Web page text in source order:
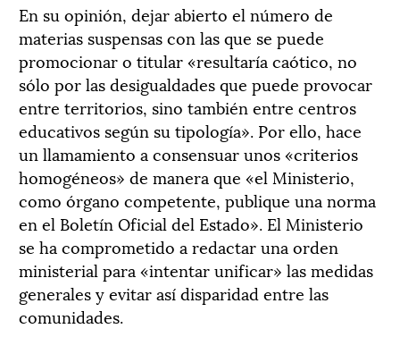
En su opinión, dejar abierto el número de
materias suspensas con las que se puede
promocionar o titular «resultaría caótico, no
sólo por las desigualdades que puede provocar
entre territorios, sino también entre centros
educativos según su tipología». Por ello, hace
un llamamiento a consensuar unos «criterios
homogéneos» de manera que «el Ministerio,
como órgano competente, publique una norma
en el Boletín Oficial del Estado». El Ministerio
se ha comprometido a redactar una orden
ministerial para «intentar unificar» las medidas
generales y evitar así disparidad entre las
comunidades.